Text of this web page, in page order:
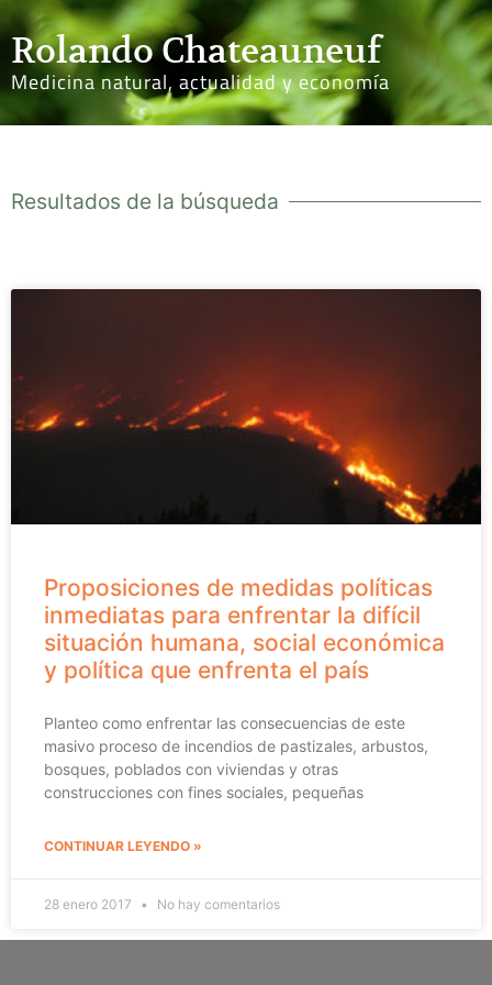
Rolando Chateauneuf
Medicina natural, actualidad y economía
Resultados de la búsqueda
Proposiciones de medidas políticas
inmediatas para enfrentar la difícil
situación humana, social económica
y política que enfrenta el país
Planteo como enfrentar las consecuencias de este
masivo proceso de incendios de pastizales, arbustos,
bosques, poblados con viviendas y otras
construcciones con fines sociales, pequeñas
CONTINUAR LEYENDO »
28 enero 2017 No hay comentarios